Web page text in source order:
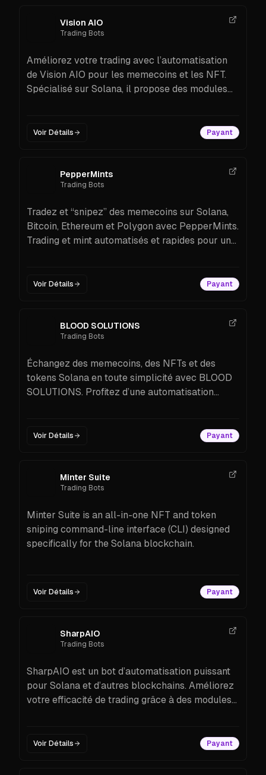
Vision AIO
Trading Bots
Améliorez votre trading avec l’automatisation
de Vision AIO pour les memecoins et les NFT.
Spécialisé sur Solana, il propose des modules
Voir Détails Payant
PepperMints
Trading Bots
Tradez et “snipez” des memecoins sur Solana,
Bitcoin, Ethereum et Polygon avec PepperMints.
Trading et mint automatisés et rapides pour une
Voir Détails Payant
BLOOD SOLUTIONS
Trading Bots
Échangez des memecoins, des NFTs et des
tokens Solana en toute simplicité avec BLOOD
SOLUTIONS. Profitez d’une automatisation
Voir Détails Payant
Minter Suite
Trading Bots
Minter Suite is an all-in-one NFT and token
sniping command-line interface (CLI) designed
specifically for the Solana blockchain.
Voir Détails Payant
SharpAIO
Trading Bots
SharpAIO est un bot d’automatisation puissant
pour Solana et d’autres blockchains. Améliorez
votre efficacité de trading grâce à des modules
Voir Détails Payant